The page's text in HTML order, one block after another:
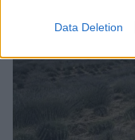
Data Deletion